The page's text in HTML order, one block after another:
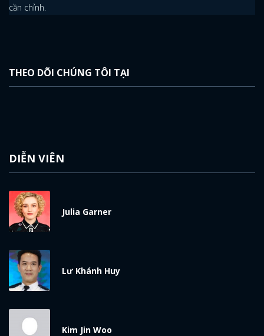
cần chỉnh.
THEO DÕI CHÚNG TÔI TẠI
DIỄN VIÊN
Julia Garner
Lư Khánh Huy
Kim Jin Woo